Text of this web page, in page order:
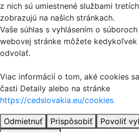
z nich sú umiestnené službami
zobrazujú na našich stránkach.
Vaše súhlas s vyhlásením o
webovej stránke môžete
odvolať.
Viac informácií o tom, aké cookies
časti Detaily alebo na stránke
https://cedslovakia.eu/cookies
Odmietnuť Prispôsobiť
Povoliť